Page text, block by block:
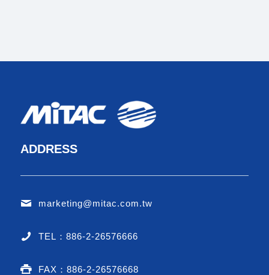
ADDRESS
marketing@mitac.com.tw
TEL：886-2-26576666
FAX：886-2-26576668